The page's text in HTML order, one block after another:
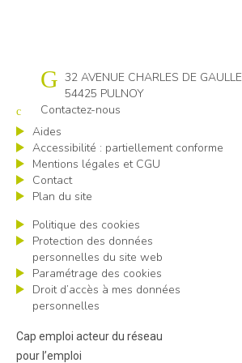
Cap emploi 54
32 AVENUE CHARLES DE GAULLE
54425 PULNOY
Contactez-nous
Aides
Accessibilité : partiellement conforme
Mentions légales et CGU
Contact
Plan du site
Politique des cookies
Protection des données
personnelles du site web
Paramétrage des cookies
Droit d’accès à mes données
personnelles
Cap emploi acteur du réseau
pour l’emploi